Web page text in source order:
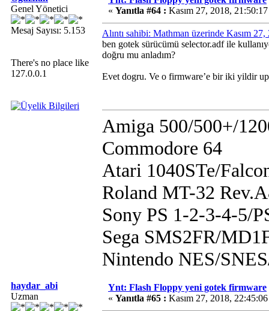
Genel Yönetici
Mesaj Sayısı: 5.153
There's no place like
127.0.0.1
« Yanıtla #64 : Kasım 27, 2018,
Alıntı sahibi: Mathman üzerinde Kasım
ben gotek sürücümü selector.adf ile
doğru mu anladım?
Evet dogru. Ve o firmware’e bir iki yildir
Amiga 500/500+/
Commodore 64
Atari 1040STe/
Roland MT-32
Sony PS 1-2-3-4-5/
Sega SMS2FR/
Nintendo NES/
haydar_abi
Uzman
Ynt: Flash Floppy yeni gotek firmware
« Yanıtla #65 : Kasım 27, 2018,